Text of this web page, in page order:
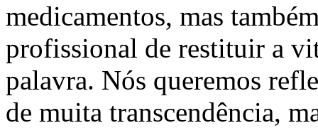
medicamentos, mas
profissional de restituir a
palavra. Nós queremos
de muita transcendência,